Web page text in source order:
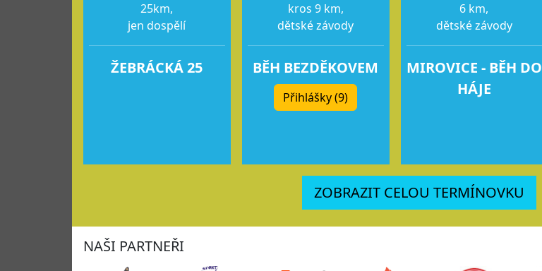
25km,
jen dospělí
ŽEBRÁCKÁ 25
kros 9 km,
dětské závody
BĚH BEZDĚKOVEM
Přihlášky (9)
6 km,
dětské závody
MIROVICE - BĚH DO
HÁJE
ZOBRAZIT CELOU TERMÍNOVKU
NAŠI PARTNEŘI